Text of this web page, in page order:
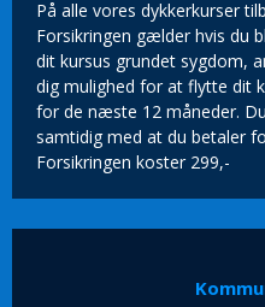
På alle vores dykkerkurser
Forsikringen gælder hvis du
dit kursus grundet sygdom,
dig mulighed for at flytte dit
for de næste 12 måneder.
samtidig med at du betaler
Forsikringen koster 299,-